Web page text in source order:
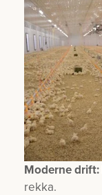
Moderne drift:
rekka.